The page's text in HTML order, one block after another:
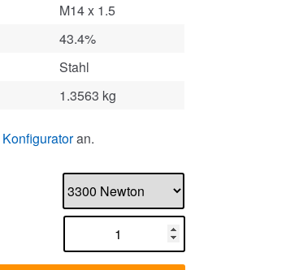
M14 x 1.5
43.4%
Stahl
1.3563 kg
Konfiguratoran.